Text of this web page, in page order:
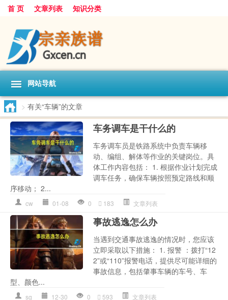
首 页 文章列表 知识分类
网站导航
> 有关“车辆”的文章
车务调车是干什么的
车务调车员是铁路系统中负责车辆移
动、编组、解体等作业的关键岗位。具
体工作内容包括： 1. 根据作业计划完成
调车任务，确保车辆按照预定路线和顺
序移动； 2...
cw 01-08 0 183 文章列表
事故逃逸怎么办
当遇到交通事故逃逸的情况时，您应该
立即采取以下措施： 1. 报警 ：拨打“12
2”或“110”报警电话，提供尽可能详细的
事故信息，包括肇事车辆的车号、车
型、颜色...
sg 12-30 0 593 文章列表